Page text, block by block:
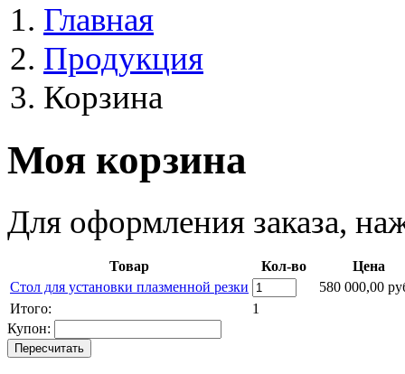
Главная
Продукция
Корзина
Моя корзина
Для оформления заказа,
Товар Кол-во
Цена
Стол для установки плазменной резки
580 000,00
Итого:
1
Купон: